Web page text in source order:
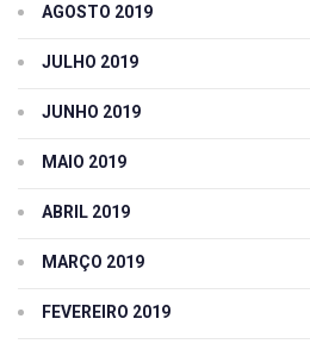
AGOSTO 2019
JULHO 2019
JUNHO 2019
MAIO 2019
ABRIL 2019
MARÇO 2019
FEVEREIRO 2019